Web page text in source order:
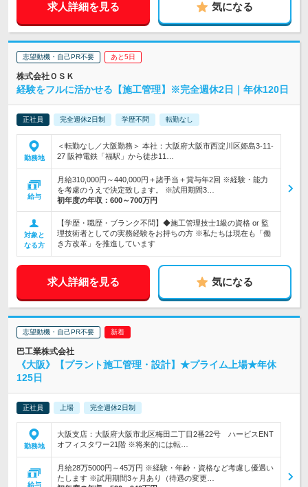
求人詳細を見る 気になる
志望動機・自己PR不要 あと5日
株式会社ＯＳＫ
経験をフルに活かせる【施工管理】※完全週休2日｜年休120日
正社員 完全週休2日制 学歴不問 転勤なし
勤務地
＜転勤なし／大阪勤務＞ 本社：大阪府大阪市西淀川区姫島3-11-
27 阪神電鉄「福駅」から徒歩11…
給与
月給310,000円～440,000円＋諸手当＋賞与年2回 ※経験・能力
を考慮のうえで決定致します。 ※試用期間3…
初年度の年収： 600～700万円
対象と
なる方
【学歴・職歴・ブランク不問】◆施工管理技士1級の資格 or 監
理技術者としての実務経験をお持ちの方 ※私たちは現在も「働
き方改革」を推進しています
求人詳細を見る 気になる
志望動機・自己PR不要
巴工業株式会社
《大阪》【プラント施工管理・設計】★プライム上場★年休
125日
正社員 上場 完全週休2日制
勤務地
大阪支店：大阪府大阪市北区梅田二丁目2番22号 ハービスENT
オフィスタワー21階 ※将来的には転…
給与
月給28万5000円～45万円 ※経験・年齢・資格など考慮し優遇い
たします ※試用期間3ヶ月あり（待遇の変更…